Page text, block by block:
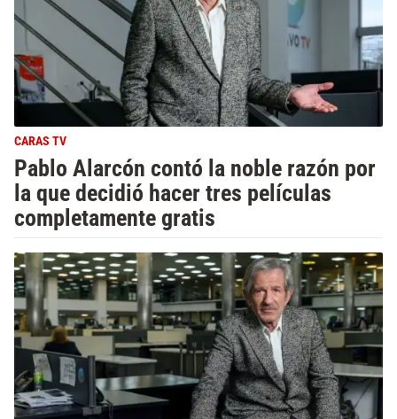
CARAS TV
Pablo Alarcón contó la noble razón por
la que decidió hacer tres películas
completamente gratis